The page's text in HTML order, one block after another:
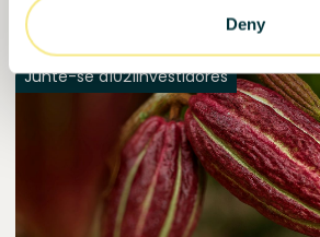
Deny
Junte-se a1021investidores